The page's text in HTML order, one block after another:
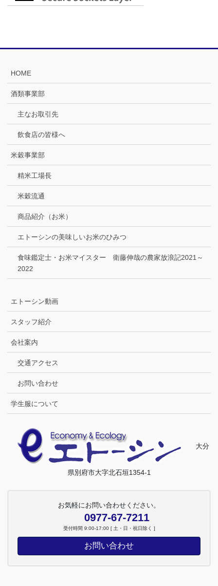
HOME
酒類事業部
主なお取引先
飲食店の皆様へ
米穀事業部
精米工場長
米穀流通
商品紹介（お米）
エトーシンの美味しいお米のひみつ
食味鑑定士・お米マイスター 衛藤伸哉の農家放浪記2021～
2022
エトーシン動画
スタッフ紹介
会社案内
交通アクセス
お問い合わせ
学生服について
大分
県別府市大字北石垣1354-1
お気軽にお問い合わせください。
0977-67-7211
受付時間 9:00-17:00 [ 土・日・祝日除く ]
お問い合わせ